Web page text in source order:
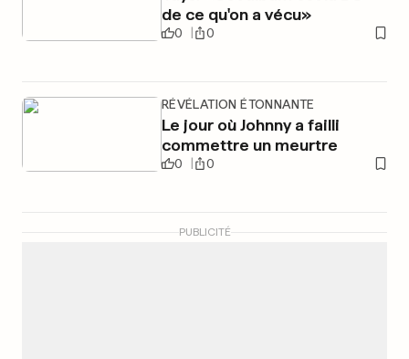
de ce qu'on a vécu»
0 0
RÉVÉLATION ÉTONNANTE
Le jour où Johnny a failli
commettre un meurtre
0 0
PUBLICITÉ